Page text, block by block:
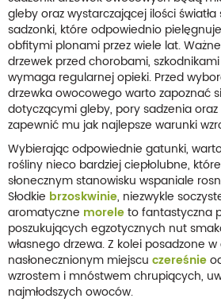
gleby oraz wystarczającej ilości światła
sadzonki, które odpowiednio
obfitymi plonami przez wiele lat.
drzewek przed chorobami,
wymaga regularnej opieki. Przed
drzewka owocowego warto zapoznać
dotyczącymi gleby, pory sadzenia
zapewnić mu jak najlepsze warunki
Wybierając odpowiednie gatunki,
rośliny nieco bardziej ciepłolubne,
słonecznym stanowisku wspaniale
Słodkie brzoskwinie, niezwykle
aromatyczne moreleto fantastyczna
poszukujących egzotycznych nut
własnego drzewa. Z kolei posadzone
nasłonecznionym miejscu czereśnie
wzrostem i mnóstwem chrupiących,
najmłodszych owoców.